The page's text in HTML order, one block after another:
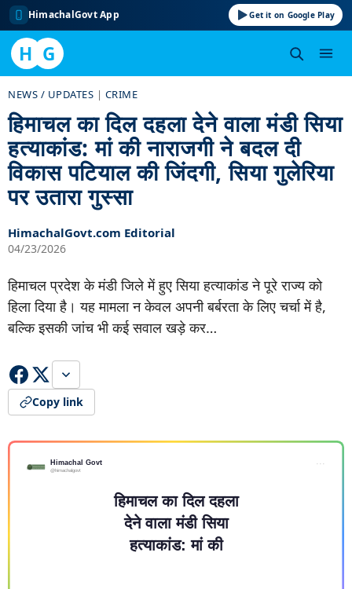
HimachalGovt App Get it on Google Play
H G
content
NEWS / UPDATES | CRIME
हिमाचल का दिल दहला देने वाला मंडी सिया
हत्याकांड: मां की नाराजगी ने बदल दी
विकास पटियाल की जिंदगी, सिया गुलेरिया
पर उतारा गुस्सा
HimachalGovt.com Editorial
04/23/2026
हिमाचल प्रदेश के मंडी जिले में हुए सिया हत्याकांड ने पूरे राज्य को
हिला दिया है। यह मामला न केवल अपनी बर्बरता के लिए चर्चा में है,
बल्कि इसकी जांच भी कई सवाल खड़े कर…
Copy link